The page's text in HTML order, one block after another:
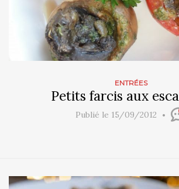
ENTRÉES
Petits farcis aux
Publié le 15/09/2012